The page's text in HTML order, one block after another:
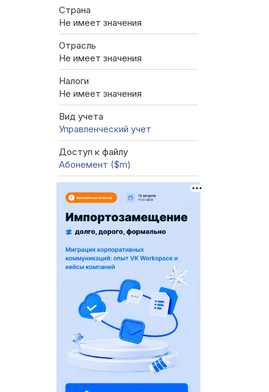
Страна
Не имеет значения
Отрасль
Не имеет значения
Налоги
Не имеет значения
Вид учета
Управленческий учет
Доступ к файлу
Абонемент ($m)